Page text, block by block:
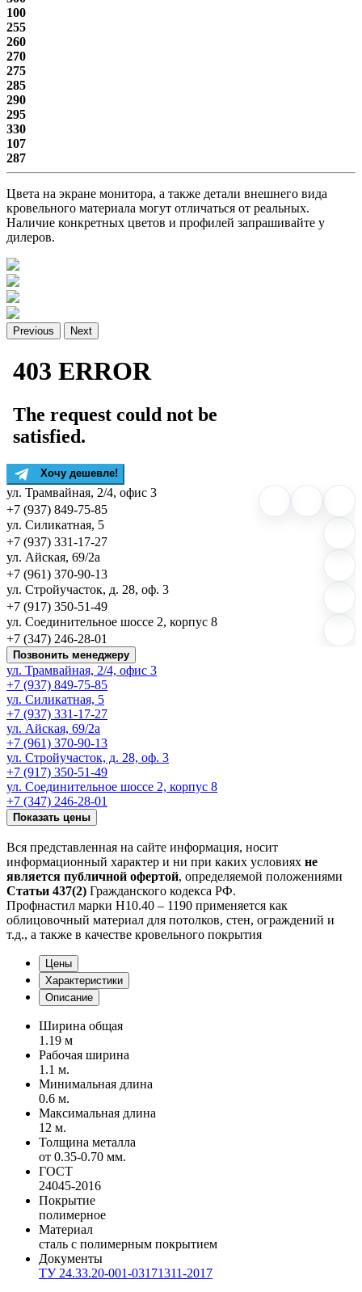
100
255
260
270
275
285
290
295
330
107
287
Цвета на экране монитора, а также детали внешнего вида
кровельного материала могут отличаться от реальных.
Наличие конкретных цветов и профилей запрашивайте у
дилеров.
Previous Next
Хочу дешевле!
ул. Трамвайная, 2/4, офис 3
+7 (937) 849-75-85
ул. Силикатная, 5
+7 (937) 331-17-27
ул. Айская, 69/2а
+7 (961) 370-90-13
ул. Стройучасток, д. 28, оф. 3
+7 (917) 350-51-49
ул. Соединительное шоссе 2, корпус 8
+7 (347) 246-28-01
Позвонить менеджеру
ул. Трамвайная, 2/4, офис 3
+7 (937) 849-75-85
ул. Силикатная, 5
+7 (937) 331-17-27
ул. Айская, 69/2а
+7 (961) 370-90-13
ул. Стройучасток, д. 28, оф. 3
+7 (917) 350-51-49
ул. Соединительное шоссе 2, корпус 8
+7 (347) 246-28-01
Показать цены
Вся представленная на сайте информация, носит
информационный характер и ни при каких условиях не
является публичной офертой, определяемой положениями
Статьи 437(2) Гражданского кодекса РФ.
Профнастил марки Н10.40 – 1190 применяется как
облицовочный материал для потолков, стен, ограждений и
т.д., а также в качестве кровельного покрытия
Цены
Характеристики
Описание
Ширина общая
1.19 м
Рабочая ширина
1.1 м.
Минимальная длина
0.6 м.
Максимальная длина
12 м.
Толщина металла
от 0.35-0.70 мм.
ГОСТ
24045-2016
Покрытие
полимерное
Материал
сталь с полимерным покрытием
Документы
ТУ 24.33.20-001-03171311-2017